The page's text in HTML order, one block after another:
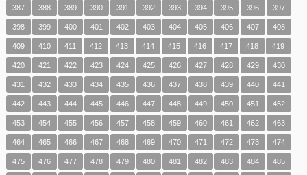
387 388 389 390 391 392 393 394 395 396 397
398 399 400 401 402 403 404 405 406 407 408
409 410 411 412 413 414 415 416 417 418 419
420 421 422 423 424 425 426 427 428 429 430
431 432 433 434 435 436 437 438 439 440 441
442 443 444 445 446 447 448 449 450 451 452
453 454 455 456 457 458 459 460 461 462 463
464 465 466 467 468 469 470 471 472 473 474
475 476 477 478 479 480 481 482 483 484 485